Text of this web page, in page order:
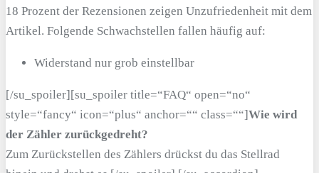
18 Prozent der Rezensionen zeigen Unzufriedenheit mit dem
Artikel. Folgende Schwachstellen fallen häufig auf:
Widerstand nur grob einstellbar
[/su_spoiler][su_spoiler title=“FAQ“ open=“no“
style=“fancy“ icon=“plus“ anchor=““ class=““]Wie wird
der Zähler zurückgedreht?
Zum Zurückstellen des Zählers drückst du das Stellrad